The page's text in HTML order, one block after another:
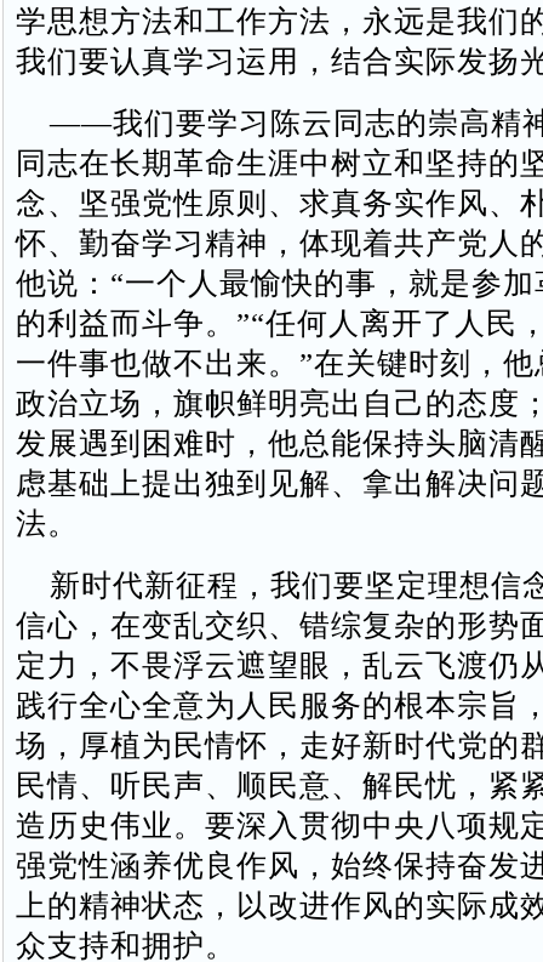
学思想方法和工作方法，永远是我们
我们要认真学习运用，结合实际发扬
——我们要学习陈云同志的崇高精
同志在长期革命生涯中树立和坚持的
念、坚强党性原则、求真务实作风、
怀、勤奋学习精神，体现着共产党人
他说：“一个人最愉快的事，就是参
的利益而斗争。”“任何人离开了人民
一件事也做不出来。”在关键时刻，
政治立场，旗帜鲜明亮出自己的态度
发展遇到困难时，他总能保持头脑清
虑基础上提出独到见解、拿出解决问
法。
新时代新征程，我们要坚定理想信
信心，在变乱交织、错综复杂的形势
定力，不畏浮云遮望眼，乱云飞渡仍
践行全心全意为人民服务的根本宗旨
场，厚植为民情怀，走好新时代党的
民情、听民声、顺民意、解民忧，紧
造历史伟业。要深入贯彻中央八项规
强党性涵养优良作风，始终保持奋发
上的精神状态，以改进作风的实际成
众支持和拥护。